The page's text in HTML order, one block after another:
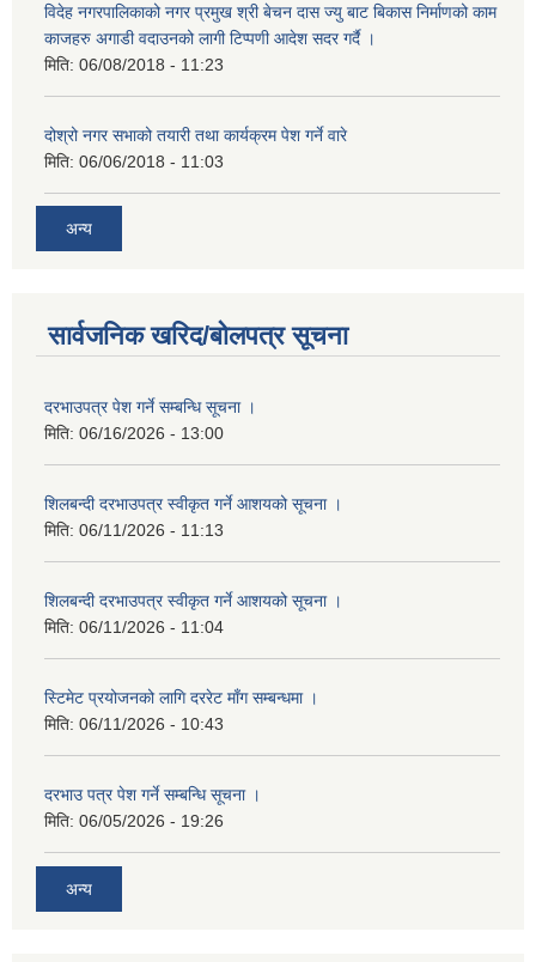
विदेह नगरपालिकाको नगर प्रमुख श्री बेचन दास ज्यु बाट बिकास निर्माणको काम
काजहरु अगाडी वदाउनको लागी टिप्पणी आदेश सदर गर्दै ।
मिति: 06/08/2018 - 11:23
दोश्रो नगर सभाको तयारी तथा कार्यक्रम पेश गर्ने वारे
मिति: 06/06/2018 - 11:03
अन्य
सार्वजनिक खरिद/बोलपत्र सूचना
दरभाउपत्र पेश गर्ने सम्बन्धि सूचना ।
मिति: 06/16/2026 - 13:00
शिलबन्दी दरभाउपत्र स्वीकृत गर्ने आशयको सूचना ।
मिति: 06/11/2026 - 11:13
शिलबन्दी दरभाउपत्र स्वीकृत गर्ने आशयको सूचना ।
मिति: 06/11/2026 - 11:04
स्टिमेट प्रयोजनको लागि दररेट माँग सम्बन्धमा ।
मिति: 06/11/2026 - 10:43
दरभाउ पत्र पेश गर्ने सम्बन्धि सूचना ।
मिति: 06/05/2026 - 19:26
अन्य